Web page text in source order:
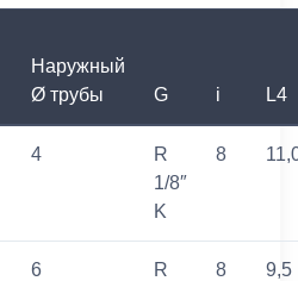
Наружный
Ø трубы
G i L4
4
R
1/8″
K
8
6
R
8 9,5